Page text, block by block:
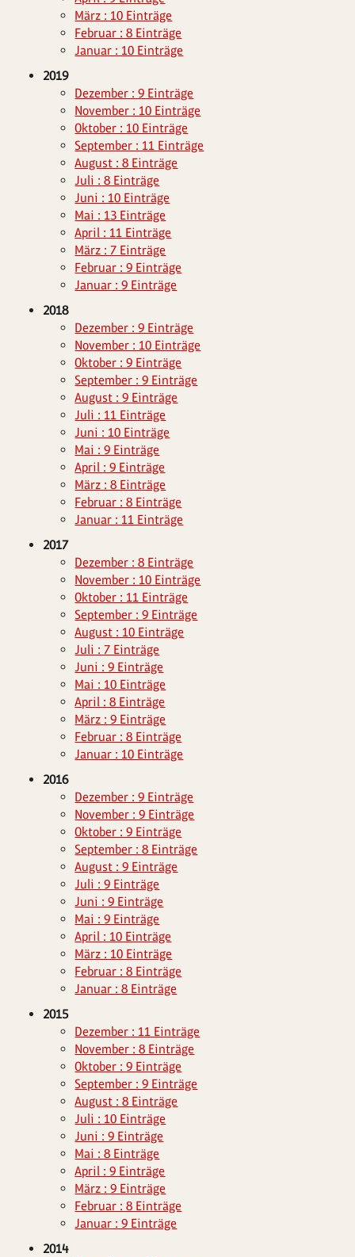
März : 10 Einträge
Februar : 8 Einträge
Januar : 10 Einträge
2019
Dezember : 9 Einträge
November : 10 Einträge
Oktober : 10 Einträge
September : 11 Einträge
August : 8 Einträge
Juli : 8 Einträge
Juni : 10 Einträge
Mai : 13 Einträge
April : 11 Einträge
März : 7 Einträge
Februar : 9 Einträge
Januar : 9 Einträge
2018
Dezember : 9 Einträge
November : 10 Einträge
Oktober : 9 Einträge
September : 9 Einträge
August : 9 Einträge
Juli : 11 Einträge
Juni : 10 Einträge
Mai : 9 Einträge
April : 9 Einträge
März : 8 Einträge
Februar : 8 Einträge
Januar : 11 Einträge
2017
Dezember : 8 Einträge
November : 10 Einträge
Oktober : 11 Einträge
September : 9 Einträge
August : 10 Einträge
Juli : 7 Einträge
Juni : 9 Einträge
Mai : 10 Einträge
April : 8 Einträge
März : 9 Einträge
Februar : 8 Einträge
Januar : 10 Einträge
2016
Dezember : 9 Einträge
November : 9 Einträge
Oktober : 9 Einträge
September : 8 Einträge
August : 9 Einträge
Juli : 9 Einträge
Juni : 9 Einträge
Mai : 9 Einträge
April : 10 Einträge
März : 10 Einträge
Februar : 8 Einträge
Januar : 8 Einträge
2015
Dezember : 11 Einträge
November : 8 Einträge
Oktober : 9 Einträge
September : 9 Einträge
August : 8 Einträge
Juli : 10 Einträge
Juni : 9 Einträge
Mai : 8 Einträge
April : 9 Einträge
März : 9 Einträge
Februar : 8 Einträge
Januar : 9 Einträge
2014